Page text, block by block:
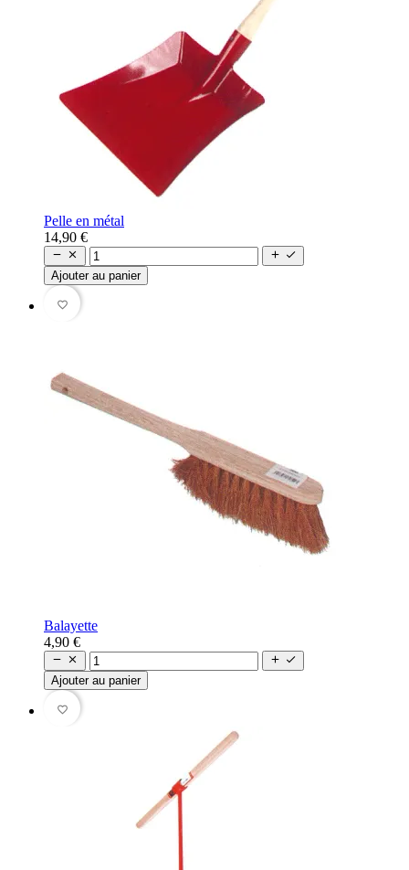
Pelle en métal
14,90 €
   
Ajouter au panier
favorite_border
Balayette
4,90 €
   
Ajouter au panier
favorite_border